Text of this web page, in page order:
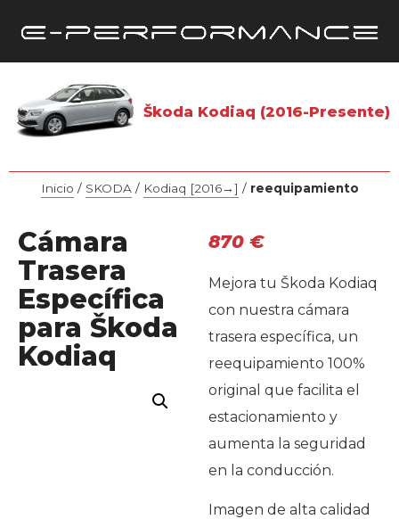
Škoda Kodiaq (2016-Presente)
Inicio / SKODA/ Kodiaq [2016→] / reequipamiento
Cámara
Trasera
Específica
para Škoda
Kodiaq
870 €
Mejora tu Škoda Kodiaq
con nuestra cámara
trasera específica, un
reequipamiento 100%
original que facilita el
estacionamiento y
aumenta la seguridad
en la conducción.
Imagen de alta calidad